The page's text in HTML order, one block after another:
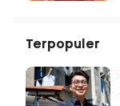
Terpopuler